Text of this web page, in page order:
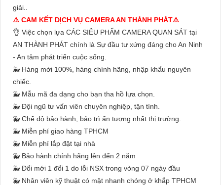
giải..
⚠️ CAM KẾT DỊCH VỤ CAMERA AN THÀNH PHÁT⚠️
👌 Việc chọn lựa CÁC SIÊU PHẨM CAMERA QUAN SÁT tại
AN THÀNH PHÁT chính là Sự đầu tư xứng đáng cho An Ninh
- An tâm phát triển cuộc sống.
🐳 Hàng mới 100%, hàng chính hãng, nhập khẩu nguyên
chiếc.
🐳 Mẫu mã đa dạng cho bạn tha hồ lựa chọn.
🐳 Đội ngũ tư vấn viên chuyên nghiệp, tận tình.
🐳 Chế độ bảo hành, bảo trì ấn tượng nhất thị trường.
🐳 Miễn phí giao hàng TPHCM
🐳 Miễn phí lắp đặt tại nhà
🐳 Bảo hành chính hãng lên đến 2 năm
🐳 Đổi mới 1 đổi 1 do lỗi NSX trong vòng 07 ngày đầu
🐳 Nhân viên kỹ thuật có mặt nhanh chóng ở khắp TPHCM